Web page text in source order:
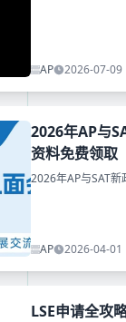
AP 2026-07-09
2026年AP与
资料免费领取
2026年AP与SAT新
AP 2026-04-01
LSE申请全攻